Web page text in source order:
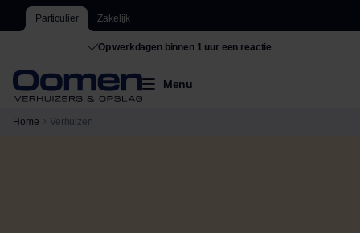
Particulier Zakelijk
De grootste van Nederland
Menu
Home Verhuizen